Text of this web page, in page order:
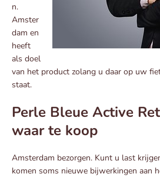
n.
Amster
dam en
heeft
als doel
van het product zolang u daar op uw
staat.
Perle Bleue Active
waar te koop
Amsterdam bezorgen. Kunt u last
komen soms nieuwe bijwerkingen aan